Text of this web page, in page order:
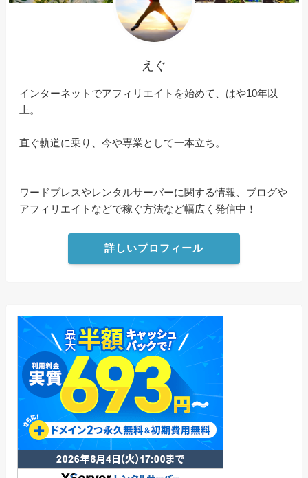
えぐ
インターネットでアフィリエイトを始めて、はや10年以
上。
直ぐ軌道に乗り、今や専業として一本立ち。
ワードプレスやレンタルサーバーに関する情報、ブログや
アフィリエイトなどで稼ぐ方法など幅広く発信中！
詳しいプロフィール